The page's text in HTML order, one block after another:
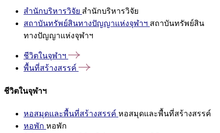
สำนักบริหารวิจัย สำนักบริหารวิจัย
สถาบันทรัพย์สินทางปัญญาแห่งจุฬาฯ สถาบันทรัพย์สิน
ทางปัญญาแห่งจุฬาฯ
ชีวิตในจุฬาฯ
พื้นที่สร้างสรรค์
ชีวิตในจุฬาฯ
หอสมุดและพื้นที่สร้างสรรค์ หอสมุดและพื้นที่สร้างสรรค์
หอพัก หอพัก